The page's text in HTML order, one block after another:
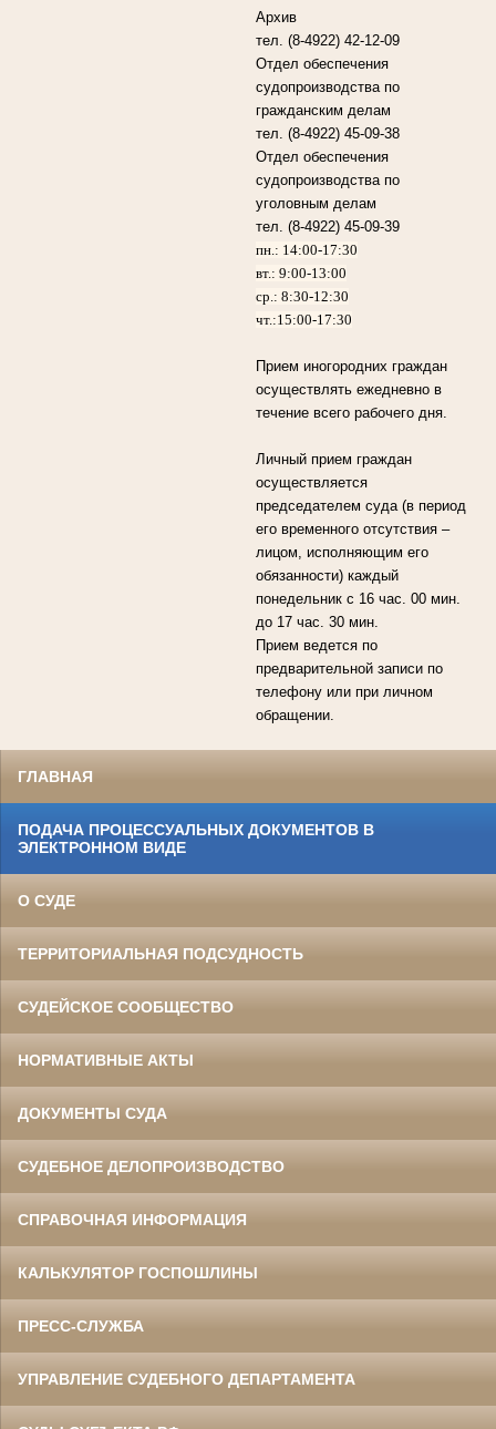
Архив
тел. (8-4922) 42-12-09
Отдел обеспечения
судопроизводства по
гражданским делам
тел. (8-4922) 45-09-38
Отдел обеспечения
судопроизводства по
уголовным делам
тел. (8-4922) 45-09-39
пн.: 14:00-17:30
вт.: 9:00-13:00
ср.: 8:30-12:30
чт.:15:00-17:30
Прием иногородних граждан
осуществлять ежедневно в
течение всего рабочего дня.
Личный прием граждан
осуществляется
председателем суда (в период
его временного отсутствия –
лицом, исполняющим его
обязанности) каждый
понедельник с 16 час. 00 мин.
до 17 час. 30 мин.
Прием ведется по
предварительной записи по
телефону или при личном
обращении.
ГЛАВНАЯ
ПОДАЧА ПРОЦЕССУАЛЬНЫХ ДОКУМЕНТОВ В
ЭЛЕКТРОННОМ ВИДЕ
О СУДЕ
ТЕРРИТОРИАЛЬНАЯ ПОДСУДНОСТЬ
СУДЕЙСКОЕ СООБЩЕСТВО
НОРМАТИВНЫЕ АКТЫ
ДОКУМЕНТЫ СУДА
СУДЕБНОЕ ДЕЛОПРОИЗВОДСТВО
СПРАВОЧНАЯ ИНФОРМАЦИЯ
КАЛЬКУЛЯТОР ГОСПОШЛИНЫ
ПРЕСС-СЛУЖБА
УПРАВЛЕНИЕ СУДЕБНОГО ДЕПАРТАМЕНТА